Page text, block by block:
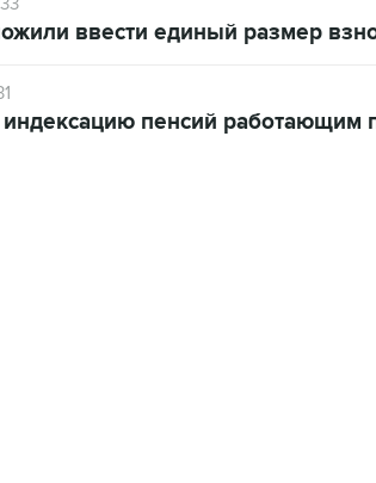
ввести единый размер
индексацию пенсий работающим